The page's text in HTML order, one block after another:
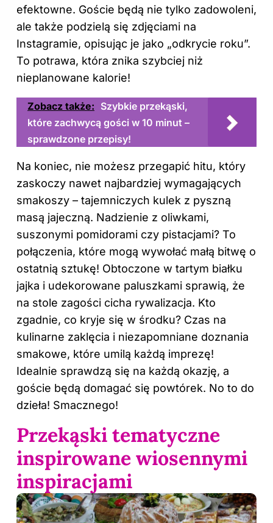
efektowne. Goście będą nie tylko zadowoleni,
ale także podzielą się zdjęciami na
Instagramie, opisując je jako „odkrycie roku”.
To potrawa, która znika szybciej niż
nieplanowane kalorie!
Zobacz także: Szybkie przekąski,
które zachwycą gości w 10 minut –
sprawdzone przepisy!
Na koniec, nie możesz przegapić hitu, który
zaskoczy nawet najbardziej wymagających
smakoszy – tajemniczych kulek z pyszną
masą jajeczną. Nadzienie z oliwkami,
suszonymi pomidorami czy pistacjami? To
połączenia, które mogą wywołać małą bitwę o
ostatnią sztukę! Obtoczone w tartym białku
jajka i udekorowane paluszkami sprawią, że
na stole zagości cicha rywalizacja. Kto
zgadnie, co kryje się w środku? Czas na
kulinarne zaklęcia i niezapomniane doznania
smakowe, które umilą każdą imprezę!
Idealnie sprawdzą się na każdą okazję, a
goście będą domagać się powtórek. No to do
dzieła! Smacznego!
Przekąski tematyczne
inspirowane wiosennymi
inspiracjami